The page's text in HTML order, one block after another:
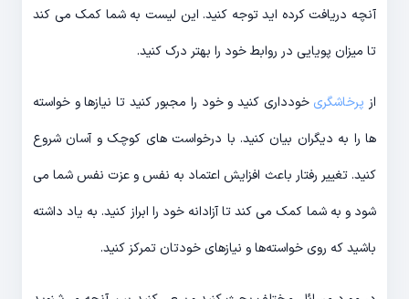
آنچه دریافت کرده اید توجه کنید. این لیست به شما کمک می کند
تا میزان پویایی در روابط خود را بهتر درک کنید.
از پرخاشگری خودداری کنید و خود را مجبور کنید تا نیازها و خواسته
ها را به دیگران بیان کنید. با درخواست های کوچک و آسان شروع
کنید. تغییر رفتار باعث افزایش اعتماد به نفس و عزت نفس شما می
شود و به شما کمک می کند تا آزادانه خود را ابراز کنید. به یاد داشته
باشید که روی خواسته‌ها و نیازهای خودتان تمرکز کنید.